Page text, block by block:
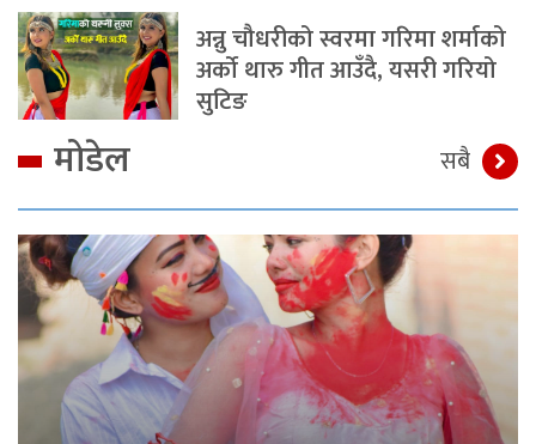
अन्नु चौधरीको स्वरमा गरिमा शर्माको
अर्को थारु गीत आउँदै, यसरी गरियो
सुटिङ
मोडेल सबै